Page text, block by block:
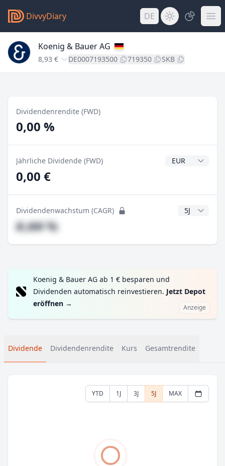
DivvyDiary DE
Koenig & Bauer AG
8,93 € DE0007193500 719350 SKB
Dividendenrendite (FWD)
0,00 %
Jährliche Dividende (FWD)
0,00 €
Dividendenwachstum (CAGR) CAGR Jahre
#,## %
Koenig & Bauer AG ab 1 € besparen und
Dividenden automatisch reinvestieren. Jetzt Depot
eröffnen → Anzeige
Dividende Dividendenrendite Kurs Gesamtrendite
YTD 1J 3J 5J MAX